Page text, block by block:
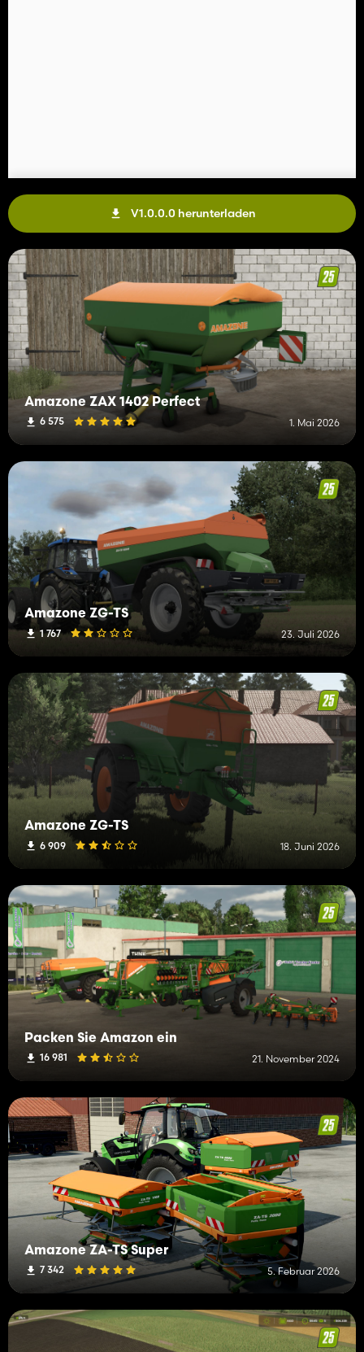
V1.0.0.0 herunterladen
Amazone ZAX 1402 Perfect
6 575 1. Mai 2026
Amazone ZG-TS
1 767 23. Juli 2026
Amazone ZG-TS
6 909 18. Juni 2026
Packen Sie Amazon ein
16 981 21. November 2024
Amazone ZA-TS Super
7 342 5. Februar 2026